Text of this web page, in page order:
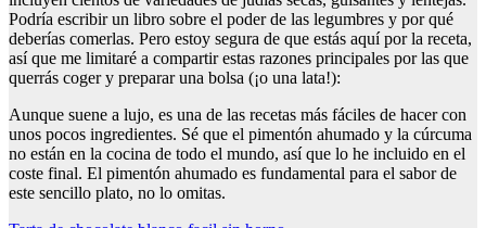
Podría escribir un libro sobre el poder de las legumbres y por qué
deberías comerlas. Pero estoy segura de que estás aquí por la receta,
así que me limitaré a compartir estas razones principales por las que
querrás coger y preparar una bolsa (¡o una lata!):
Aunque suene a lujo, es una de las recetas más fáciles de hacer con
unos pocos ingredientes. Sé que el pimentón ahumado y la cúrcuma
no están en la cocina de todo el mundo, así que lo he incluido en el
coste final. El pimentón ahumado es fundamental para el sabor de
este sencillo plato, no lo omitas.